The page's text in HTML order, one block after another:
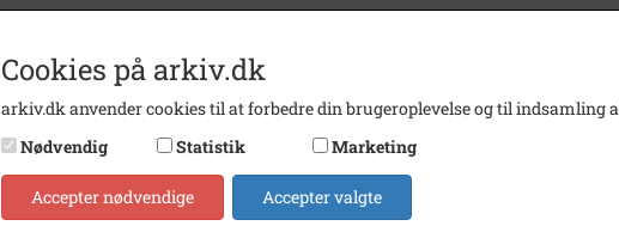
Cookies på arkiv.dk
arkiv.dk anvender cookies til at forbedre din brugeroplevelse og til indsamling
Nødvendig
Statistik Marketing
Accepter nødvendige Accepter valgte